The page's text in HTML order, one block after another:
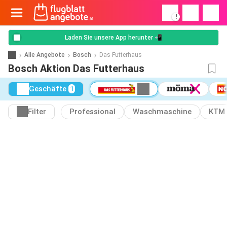
!
Laden Sie unsere App herunter 📲
Alle Angebote Bosch Das Futterhaus
Bosch Aktion Das Futterhaus
Geschäfte 1
Filter Professional Waschmaschine KTM